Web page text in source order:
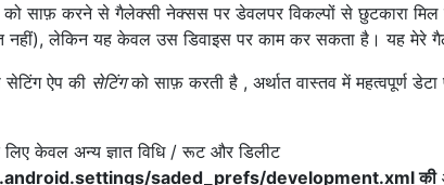
को साफ़ करने से गैलेक्सी नेक्सस पर डेवलपर विकल्पों से छुटकारा
नहीं), लेकिन यह केवल उस डिवाइस पर काम कर सकता है। यह मेरे
सेटिंग ऐप की सेटिंगको साफ़ करती है , अर्थात वास्तव में महत्वपूर्ण
केवल अन्य ज्ञात विधि / रूट और डिलीट
saded_prefs/development.xml की